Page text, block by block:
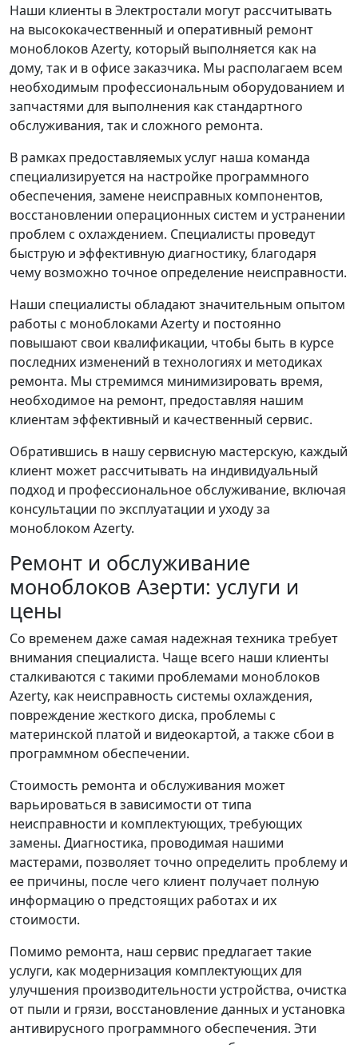
Наши клиенты в Электростали могут рассчитывать
на высококачественный и оперативный ремонт
моноблоков Azerty, который выполняется как на
дому, так и в офисе заказчика. Мы располагаем всем
необходимым профессиональным оборудованием и
запчастями для выполнения как стандартного
обслуживания, так и сложного ремонта.
В рамках предоставляемых услуг наша команда
специализируется на настройке программного
обеспечения, замене неисправных компонентов,
восстановлении операционных систем и устранении
проблем с охлаждением. Специалисты проведут
быструю и эффективную диагностику, благодаря
чему возможно точное определение неисправности.
Наши специалисты обладают значительным опытом
работы с моноблоками Azerty и постоянно
повышают свои квалификации, чтобы быть в курсе
последних изменений в технологиях и методиках
ремонта. Мы стремимся минимизировать время,
необходимое на ремонт, предоставляя нашим
клиентам эффективный и качественный сервис.
Обратившись в нашу сервисную мастерскую, каждый
клиент может рассчитывать на индивидуальный
подход и профессиональное обслуживание, включая
консультации по эксплуатации и уходу за
моноблоком Azerty.
Ремонт и обслуживание
моноблоков Азерти: услуги и
цены
Со временем даже самая надежная техника требует
внимания специалиста. Чаще всего наши клиенты
сталкиваются с такими проблемами моноблоков
Azerty, как неисправность системы охлаждения,
повреждение жесткого диска, проблемы с
материнской платой и видеокартой, а также сбои в
программном обеспечении.
Стоимость ремонта и обслуживания может
варьироваться в зависимости от типа
неисправности и комплектующих, требующих
замены. Диагностика, проводимая нашими
мастерами, позволяет точно определить проблему и
ее причины, после чего клиент получает полную
информацию о предстоящих работах и их
стоимости.
Помимо ремонта, наш сервис предлагает такие
услуги, как модернизация комплектующих для
улучшения производительности устройства, очистка
от пыли и грязи, восстановление данных и установка
антивирусного программного обеспечения. Эти